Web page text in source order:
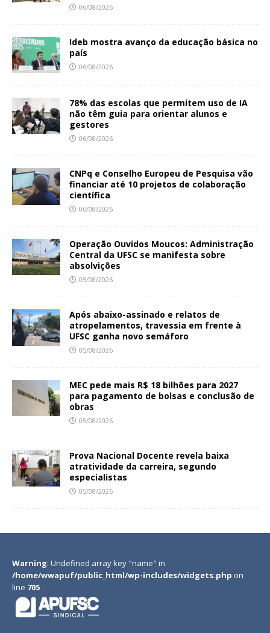
06/08/2026
Ideb mostra avanço da educação básica no
país
06/08/2026
78% das escolas que permitem uso de IA
não têm guia para orientar alunos e
gestores
06/08/2026
CNPq e Conselho Europeu de Pesquisa vão
financiar até 10 projetos de colaboração
científica
06/08/2026
Operação Ouvidos Moucos: Administração
Central da UFSC se manifesta sobre
absolvições
05/08/2026
Após abaixo-assinado e relatos de
atropelamentos, travessia em frente à
UFSC ganha novo semáforo
05/08/2026
MEC pede mais R$ 18 bilhões para 2027
para pagamento de bolsas e conclusão de
obras
05/08/2026
Prova Nacional Docente revela baixa
atratividade da carreira, segundo
especialistas
05/08/2026
Warning: Undefined array key "name" in
/home/wwapuf/public_html/wp-includes/widgets.php on
line 705